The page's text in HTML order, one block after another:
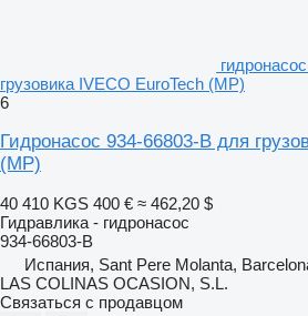
грузовика IVECO EuroTech (MP)
6
Гидронасос 934-66803-B для
(MP)
40 410 KGS 400 € ≈ 462,20 $
Гидравлика - гидронасос
934-66803-B
Испания, Sant Pere Molanta,
LAS COLINAS OCASION, S.L.
Связаться с продавцом